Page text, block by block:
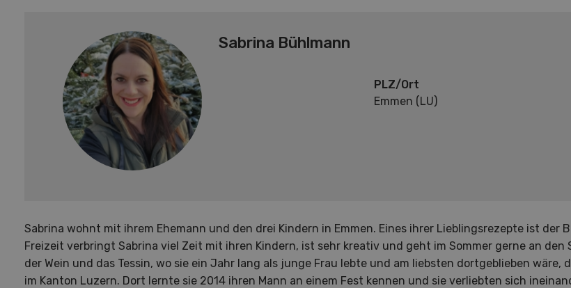
Sabrina Bühlmann
PLZ/Ort
Emmen (LU)
Sabrina wohnt mit ihrem Ehemann und den drei Kindern in Emmen. Eines ihrer Lieblingsrezepte ist der
Freizeit verbringt Sabrina viel Zeit mit ihren Kindern, ist sehr kreativ und geht im Sommer gerne an den
der Wein und das Tessin, wo sie ein Jahr lang als junge Frau lebte und am liebsten dortgeblieben wäre,
im Kanton Luzern. Dort lernte sie 2014 ihren Mann an einem Fest kennen und sie verliebten sich